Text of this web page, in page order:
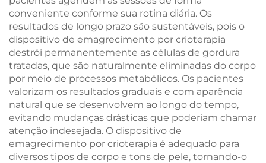
conveniente conforme sua rotina diária. Os
resultados de longo prazo são sustentáveis, pois o
dispositivo de emagrecimento por crioterapia
destrói permanentemente as células de gordura
tratadas, que são naturalmente eliminadas do corpo
por meio de processos metabólicos. Os pacientes
valorizam os resultados graduais e com aparência
natural que se desenvolvem ao longo do tempo,
evitando mudanças drásticas que poderiam chamar
atenção indesejada. O dispositivo de
emagrecimento por crioterapia é adequado para
diversos tipos de corpo e tons de pele, tornando-o